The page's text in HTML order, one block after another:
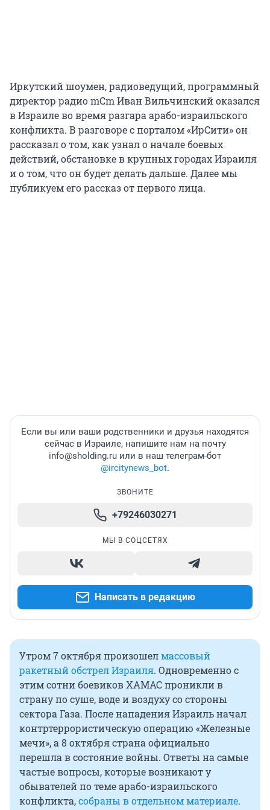
Иркутский шоумен, радиоведущий, программный
директор радио mCm Иван Вильчинский оказался
в Израиле во время разгара арабо-израильского
конфликта. В разговоре с порталом «ИрСити» он
рассказал о том, как узнал о начале боевых
действий, обстановке в крупных городах Израиля
и о том, что он будет делать дальше. Далее мы
публикуем его рассказ от первого лица.
Если вы или ваши родственники и друзья находятся
сейчас в Израиле, напишите нам на почту
info@sholding.ru или в наш телеграм-бот
@ircitynews_bot.
ЗВОНИТЕ
+79246030271
МЫ В СОЦСЕТЯХ
Написать в редакцию
Утром 7 октября произошелмассовый
ракетный обстрел Израиля. Одновременно с
этим сотни боевиков ХАМАС проникли в
страну по суше, воде и воздуху со стороны
сектора Газа. После нападения Израиль начал
контртеррористическую операцию «Железные
мечи», а 8 октября страна официально
перешла в состояние войны. Ответы на самые
частые вопросы, которые возникают у
обывателей по теме арабо-израильского
конфликта,собраны в отдельном материале.